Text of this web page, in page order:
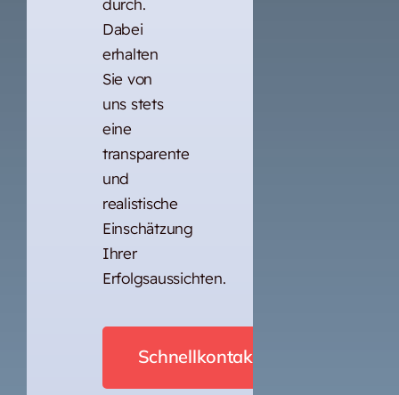
durch.
Dabei
erhalten
Sie von
uns stets
eine
transparente
und
realistische
Einschätzung
Ihrer
Erfolgsaussichten.
Schnellkontakt